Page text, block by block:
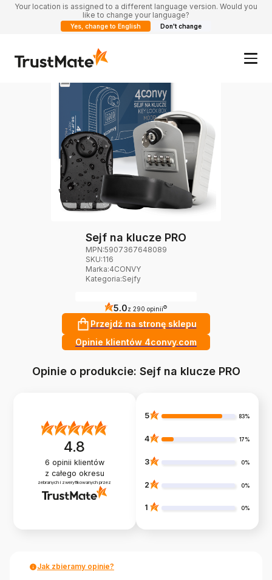
Your location is assigned to a different language version. Would you
like to change your language?
Yes, change to English Don't change
Sejf na klucze PRO
MPN:5907367648089
SKU:116
Marka:4CONVY
Kategoria:Sejfy
5.0z 290 opinii ?
Przejdź na stronę sklepu
Opinie klientów 4convy.com
Opinie o produkcie: Sejf na klucze PRO
4.8
6 opinii klientów
z całego okresu
zebranych i zweryfikowanych przez
5 83%
4 17%
3 0%
2 0%
1 0%
Jak zbieramy opinie?